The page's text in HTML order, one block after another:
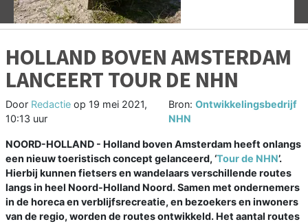
HOLLAND BOVEN AMSTERDAM
LANCEERT TOUR DE NHN
Door Redactie op 19 mei 2021,
10:13 uur
Bron: Ontwikkelingsbedrijf
NHN
NOORD-HOLLAND - Holland boven Amsterdam heeft onlangs
een nieuw toeristisch concept gelanceerd, ‘Tour de NHN’.
Hierbij kunnen fietsers en wandelaars verschillende routes
langs in heel Noord-Holland Noord. Samen met ondernemers
in de horeca en verblijfsrecreatie, en bezoekers en inwoners
van de regio, worden de routes ontwikkeld. Het aantal routes